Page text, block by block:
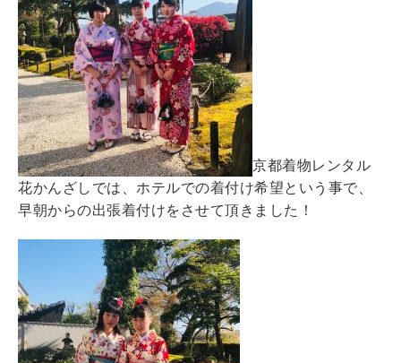
京都着物レンタル
花かんざしでは、ホテルでの着付け希望という事で、
早朝からの出張着付けをさせて頂きました！